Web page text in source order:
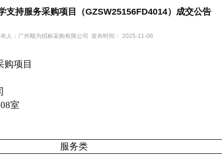
支持服务采购项目（GZSW25156FD4014）成交公告
人：广州顺为招标采购有限公司 发布时间： 2025-11-06
购项目
室
服务类